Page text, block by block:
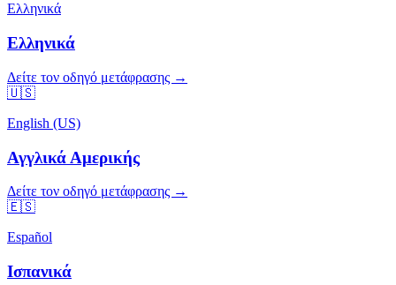
Ελληνικά
Ελληνικά
Δείτε τον οδηγό μετάφρασης →
🇺🇸
English (US)
Αγγλικά Αμερικής
Δείτε τον οδηγό μετάφρασης →
🇪🇸
Español
Ισπανικά